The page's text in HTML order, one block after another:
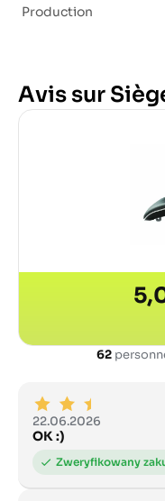
Production
Avis sur
62
22.06.2026
OK :)